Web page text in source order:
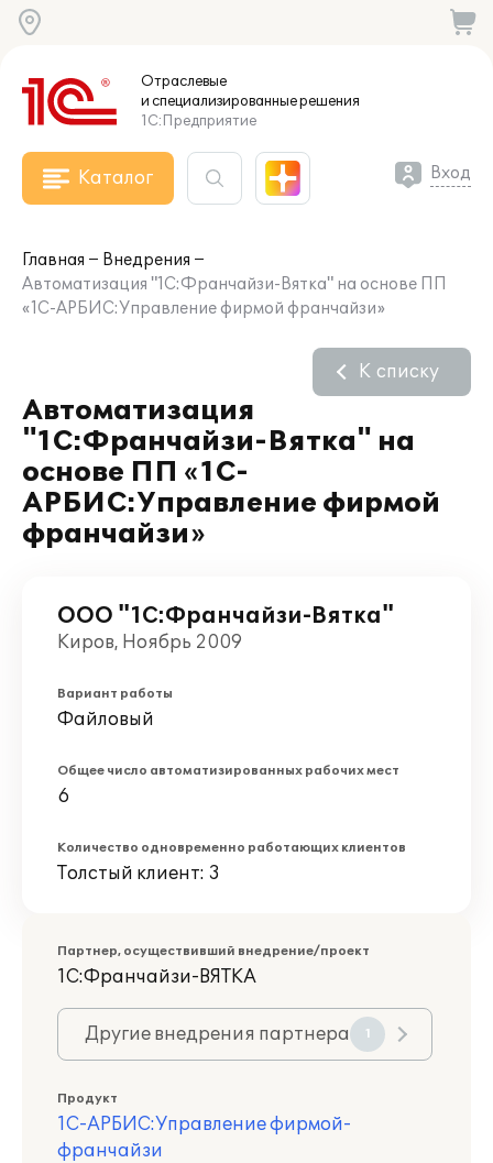
Отраслевые
и специализированныерешения
1С:Предприятие
Каталог Вход
Главная
Внедрения
Автоматизация "1С:Франчайзи-Вятка" на основе ПП
«1С-АРБИС:Управление фирмой франчайзи»
Автоматизация
"1С:Франчайзи-Вятка" на
основе ПП «1С-
АРБИС:Управление фирмой
франчайзи»
К списку
ООО "1С:Франчайзи-Вятка"
Киров, Ноябрь 2009
Вариант работы
Файловый
Общее число автоматизированных рабочих мест
6
Количество одновременно работающих клиентов
Толстый клиент: 3
Партнер, осуществивший внедрение/проект
1С:Франчайзи-ВЯТКА
Другие внедрения партнера 1
Продукт
1С-АРБИС:Управление фирмой-
франчайзи